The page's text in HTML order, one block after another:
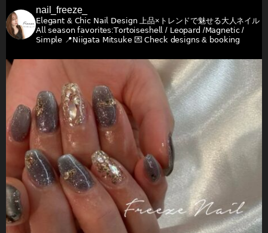
nail_freeze_
𝖤𝗅𝖾𝗀𝖺𝗇𝗍 & 𝖢𝗁𝗂𝖼 𝖭𝖺𝗂𝗅 𝖣𝖾𝗌𝗂𝗀𝗇上品×トレンドで魅せる大人ネイル
𝖠𝗅𝗅 𝗌𝖾𝖺𝗌𝗈𝗇 𝖿𝖺𝗏𝗈𝗋𝗂𝗍𝖾𝗌:𝖳𝗈𝗋𝗍𝗈𝗂𝗌𝖾𝗌𝗁𝖾𝗅𝗅 / 𝖫𝖾𝗈𝗉𝖺𝗋𝖽 /𝖬𝖺𝗀𝗇𝖾𝗍𝗂𝖼 /
𝖲𝗂𝗆𝗉𝗅𝖾 📍𝖭𝗂𝗂𝗀𝖺𝗍𝖺 𝖬𝗂𝗍𝗌𝗎𝗄𝖾💌 𝖢𝗁𝖾𝖼𝗄 𝖽𝖾𝗌𝗂𝗀𝗇𝗌 & 𝖻𝗈𝗈𝗄𝗂𝗇𝗀